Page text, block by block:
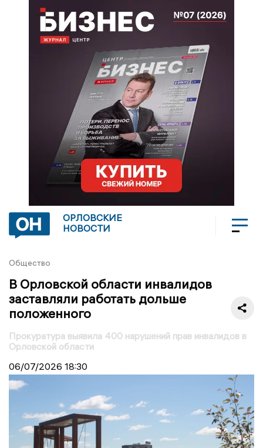
ОРЛОВСКИЕ
НОВОСТИ
Общество
В Орловской области инвалидов
заставляли работать дольше
положенного
Прокуратура выявила 400 нарушений прав инвалидов в
Орловской области
06/07/2026 18:30